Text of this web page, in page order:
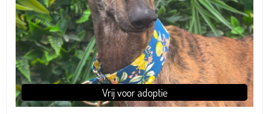
Vrij voor adoptie